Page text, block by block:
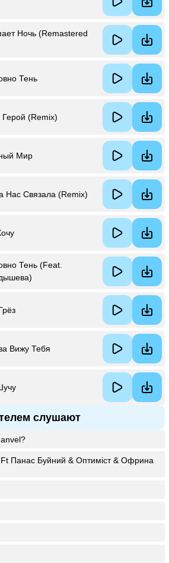
Ночь (Remastered
Тень
(Remix)
Мир
Нас Связала (Remix)
Тень (Feat.
Вижу Тебя
слушают
Ft Панас Буйний & Оптиміст & Офрина